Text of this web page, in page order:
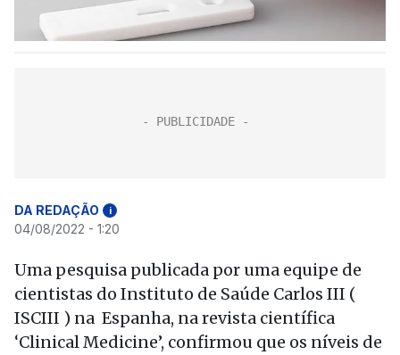
DA REDAÇÃO i
04/08/2022 - 1:20
Uma pesquisa publicada por uma equipe de
cientistas do Instituto de Saúde Carlos III (
ISCIII ) na Espanha, na revista científica
‘Clinical Medicine’, confirmou que os níveis de